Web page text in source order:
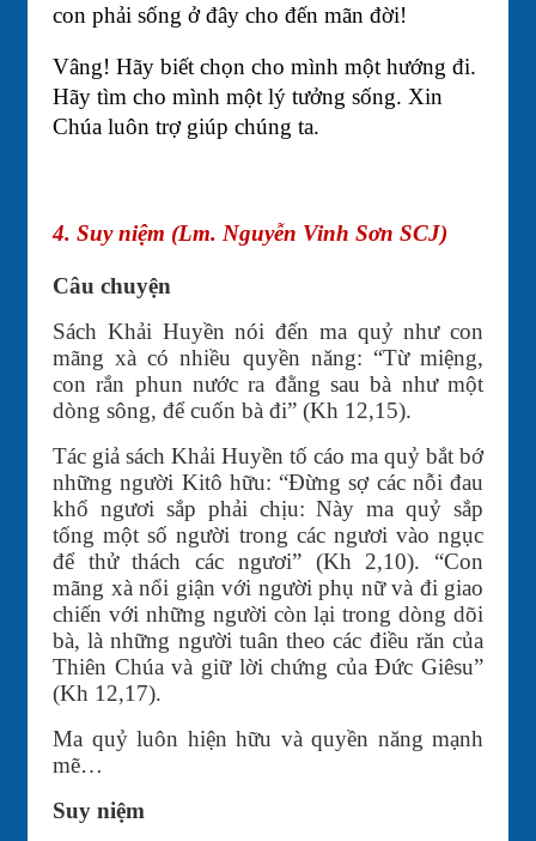
con phải sống ở đây cho đến mãn đời!
Vâng! Hãy biết chọn cho mình một hướng đi.
Hãy tìm cho mình một lý tưởng sống. Xin
Chúa luôn trợ giúp chúng ta.
4. Suy niệm (Lm. Nguyễn Vinh Sơn SCJ)
Câu chuyện
Sách Khải Huyền nói đến ma quỷ như con
mãng xà có nhiều quyền năng: “Từ miệng,
con rắn phun nước ra đằng sau bà như một
dòng sông, để cuốn bà đi” (Kh 12,15).
Tác giả sách Khải Huyền tố cáo ma quỷ bắt bớ
những người Kitô hữu: “Đừng sợ các nỗi đau
khổ ngươi sắp phải chịu: Này ma quỷ sắp
tống một số người trong các ngươi vào ngục
để thử thách các ngươi” (Kh 2,10).
“Con
mãng xà nổi giận với người phụ nữ và đi giao
chiến với những người còn lại trong dòng dõi
bà, là những người tuân theo các điều răn của
Thiên Chúa và giữ lời chứng của Đức Giêsu”
(Kh 12,17).
Ma quỷ luôn hiện hữu và quyền năng mạnh
mẽ…
Suy niệm